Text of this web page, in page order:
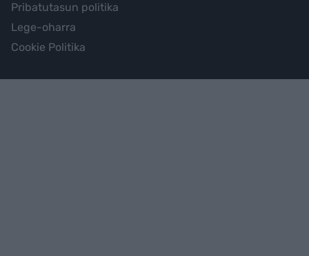
Pribatutasun politika
Lege-oharra
Cookie Politika